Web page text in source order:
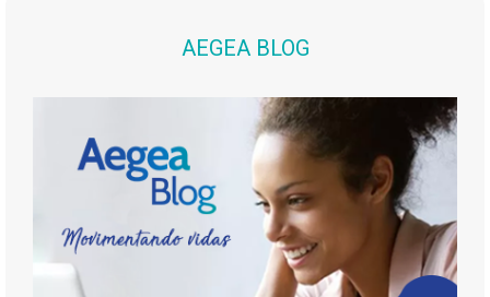
AEGEA BLOG